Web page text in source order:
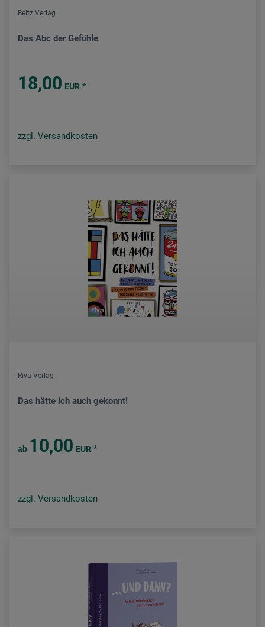
Beltz Verlag
Das Abc der Gefühle
18,00 EUR *
zzgl. Versandkosten
Riva Verlag
Das hätte ich auch gekonnt!
ab 10,00 EUR *
zzgl. Versandkosten